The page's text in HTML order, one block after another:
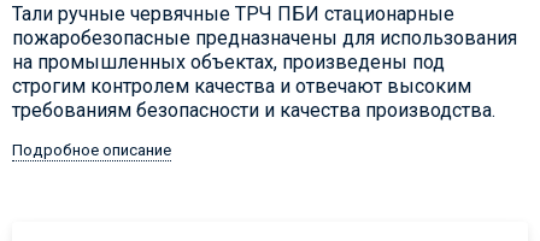
Тали ручные червячные ТРЧ ПБИ стационарные
пожаробезопасные предназначены для использования
на промышленных объектах, произведены под
строгим контролем качества и отвечают высоким
требованиям безопасности и качества производства.
Подробное описание